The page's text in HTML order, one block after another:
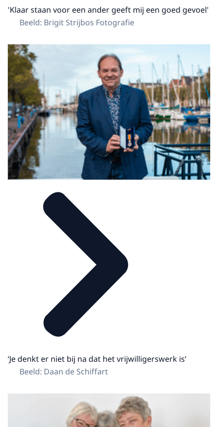
'Klaar staan voor een ander geeft mij een goed gevoel'
Beeld: Brigit Strijbos Fotografie
‘Je denkt er niet bij na dat het vrijwilligerswerk is’
Beeld: Daan de Schiffart